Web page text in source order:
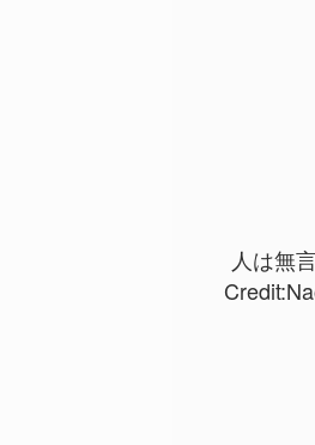
人は無
Credit: